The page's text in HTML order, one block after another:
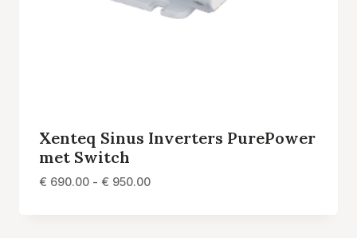
Xenteq Sinus Inverters PurePower
met Switch
€ 690.00 - € 950.00Prijsklasse: